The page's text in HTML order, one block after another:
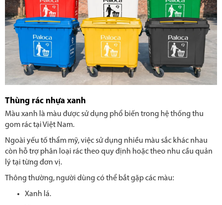
Thùng rác nhựa xanh
Màu xanh là màu được sử dụng phổ biến trong hệ thống thu
gom rác tại Việt Nam.
Ngoài yếu tố thẩm mỹ, việc sử dụng nhiều màu sắc khác nhau
còn hỗ trợ phân loại rác theo quy định hoặc theo nhu cầu quản
lý tại từng đơn vị.
Thông thường, người dùng có thể bắt gặp các màu:
Xanh lá.